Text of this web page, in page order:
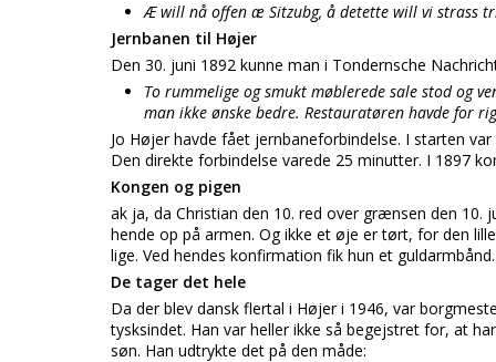
Æ will nå offen æ Sitzubg, å detette will vi strass
Jernbanen til Højer
Den 30. juni 1892 kunne man i Tondernsche
To rummelige og smukt møblerede sale stod og
man ikke ønske bedre. Restauratøren havde for
Jo Højer havde fået jernbaneforbindelse. I starten
Den direkte forbindelse varede 25 minutter. I 1897
Kongen og pigen
ak ja, da Christian den 10. red over grænsen den 10.
hende op på armen. Og ikke et øje er tørt, for den
lige. Ved hendes konfirmation fik hun et guldarmbånd.
De tager det hele
Da der blev dansk flertal i Højer i 1946, var
tysksindet. Han var heller ikke så begejstret for, at
søn. Han udtrykte det på den måde: